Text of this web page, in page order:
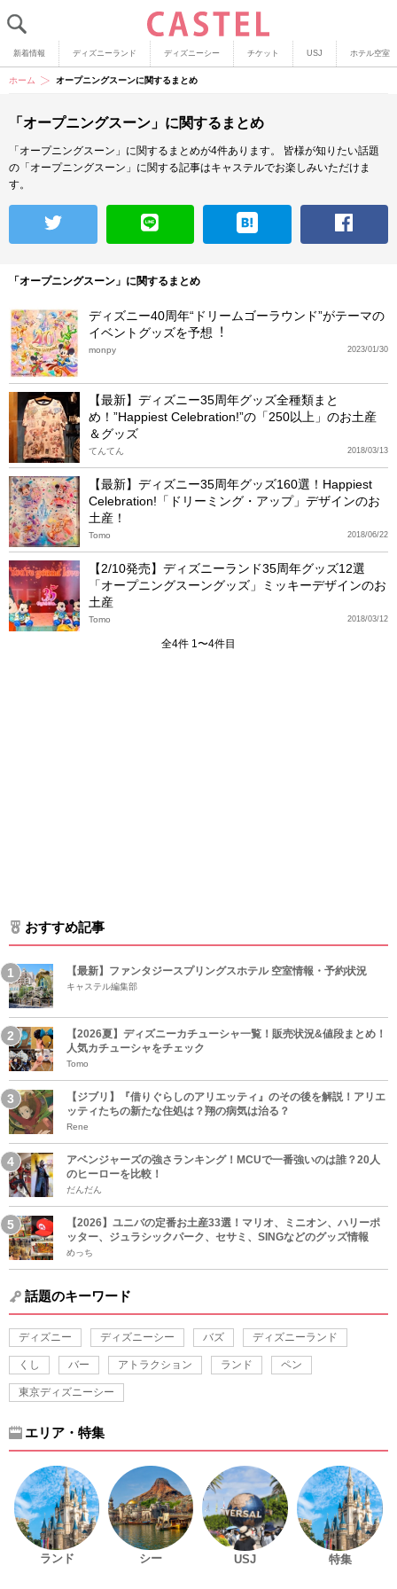
新着情報 ディズニーランド ディズニーシー チケット USJ ホテル空室
ホーム オープニングスーンに関するまとめ
「オープニングスーン」に関するまとめ
「オープニングスーン」に関するまとめが4件あります。
皆様が知りたい話題
の「オープニングスーン」に関する記事はキャステルでお楽しみいただけま
す。
「オープニングスーン」に関するまとめ
ディズニー40周年“ドリームゴーラウンド”がテーマの
イベントグッズを予想︕
2023/01/30
monpy
【最新】ディズニー35周年グッズ全種類まと
め！”Happiest Celebration!”の「250以上」のお土産
＆グッズ
2018/03/13
てんてん
【最新】ディズニー35周年グッズ160選！Happiest
Celebration!「ドリーミング・アップ」デザインのお
土産！
2018/06/22
Tomo
【2/10発売】ディズニーランド35周年グッズ12選
「オープニングスーングッズ」ミッキーデザインのお
土産
2018/03/12
Tomo
全4件 1〜4件目
おすすめ記事
【最新】ファンタジースプリングスホテル 空室情報・予約状況
キャステル編集部
【2026夏】ディズニーカチューシャ一覧！販売状況&値段まとめ！
人気カチューシャをチェック
Tomo
【ジブリ】『借りぐらしのアリエッティ』のその後を解説！アリエ
ッティたちの新たな住処は？翔の病気は治る？
Rene
アベンジャーズの強さランキング！MCUで一番強いのは誰？20人
のヒーローを比較！
だんだん
【2026】ユニバの定番お土産33選！マリオ、ミニオン、ハリーポ
ッター、ジュラシックパーク、セサミ、SINGなどのグッズ情報
めっち
話題のキーワード
ディズニー ディズニーシー バズ ディズニーランド
くし バー アトラクション ランド ペン
東京ディズニーシー
エリア・特集
ランド シー USJ 特集